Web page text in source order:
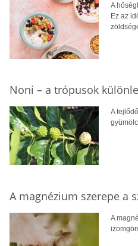
A
Ez az
Noni – a trópusok
A
A magnézium szerepe a
A